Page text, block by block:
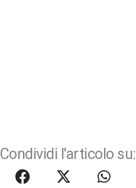
Condividi l'articolo su: